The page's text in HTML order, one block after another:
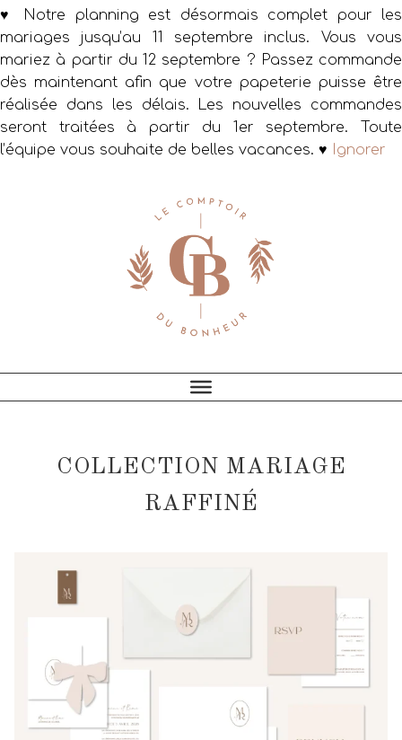
♥ Notre planning est désormais complet pour les
mariages jusqu’au 11 septembre inclus. Vous vous
mariez à partir du 12 septembre ? Passez commande
dès maintenant afin que votre papeterie puisse être
réalisée dans les délais. Les nouvelles commandes
seront traitées à partir du 1er septembre. Toute
l’équipe vous souhaite de belles vacances. ♥
Ignorer
COLLECTION MARIAGE
RAFFINÉ